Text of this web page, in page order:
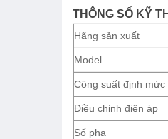
THÔNG SỐ KỸ
Hãng sản xuất
Model
Công suất định mức
Điều chỉnh điện áp
Số pha